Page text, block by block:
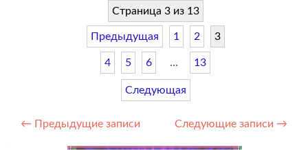
Страница 3 из 13
Предыдущая 1 2 3
4 5 6 … 13
Следующая
Навигация
← Предыдущие записи Следующие записи →